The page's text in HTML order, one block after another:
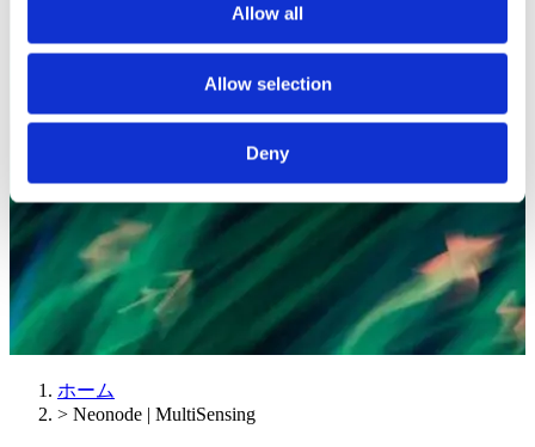
Allow all
Allow selection
Deny
ホーム
> Neonode | MultiSensing